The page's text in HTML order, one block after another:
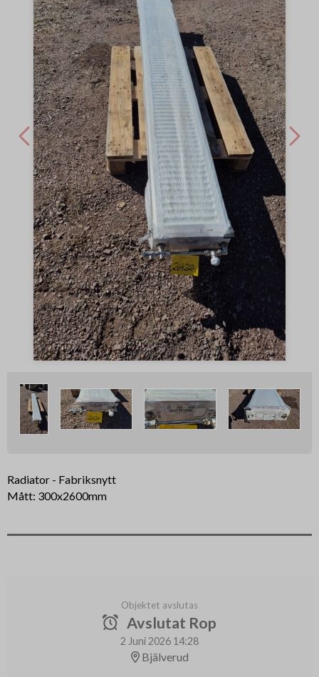
Radiator - Fabriksnytt
Mått: 300x2600mm
Objektet avslutas
Avslutat Rop
2 Juni 2026 14:28
Bjälverud